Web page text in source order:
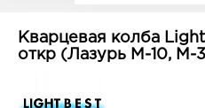
Кварцевая колба
откр (Лазурь М-10, М-